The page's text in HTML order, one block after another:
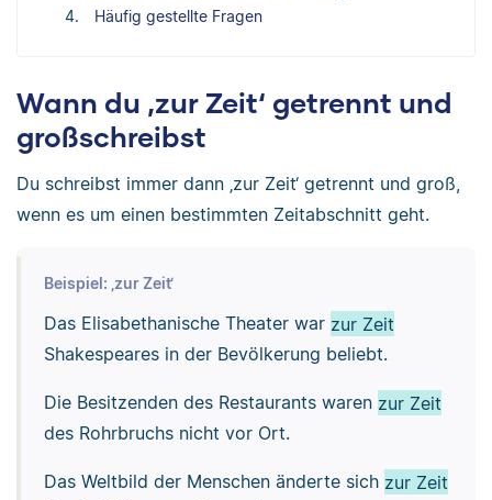
Häufig gestellte Fragen
Wann du ‚zur Zeit‘ getrennt und
großschreibst
Du schreibst immer dann ‚zur Zeit‘ getrennt und groß,
wenn es um einen bestimmten Zeitabschnitt geht.
Beispiel: ‚zur Zeit‘
Das Elisabethanische Theater war zur Zeit
Shakespeares in der Bevölkerung beliebt.
Die Besitzenden des Restaurants waren zur Zeit
des Rohrbruchs nicht vor Ort.
Das Weltbild der Menschen änderte sich zur Zeit